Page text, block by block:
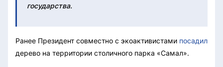
государства.
Ранее Президент совместно с экоактивистами посадил
дерево на территории столичного парка «Самал».